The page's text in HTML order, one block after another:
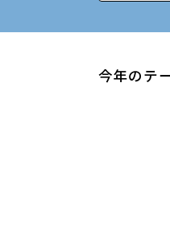
今年のテ